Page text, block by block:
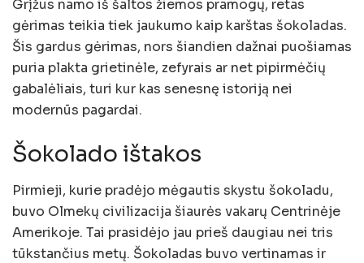
Grįžus namo iš šaltos žiemos pramogų, retas
gėrimas teikia tiek jaukumo kaip karštas šokoladas.
Šis gardus gėrimas, nors šiandien dažnai puošiamas
puria plakta grietinėle, zefyrais ar net pipirmėčių
gabalėliais, turi kur kas senesnę istoriją nei
modernūs pagardai.
Šokolado ištakos
Pirmieji, kurie pradėjo mėgautis skystu šokoladu,
buvo Olmekų civilizacija šiaurės vakarų Centrinėje
Amerikoje. Tai prasidėjo jau prieš daugiau nei tris
tūkstančius metų. Šokoladas buvo vertinamas ir